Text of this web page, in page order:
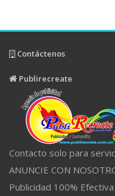
Contáctenos
Publirecreate
Contacto solo para
ANUNCIE CON
Publicidad 100% Efectiva